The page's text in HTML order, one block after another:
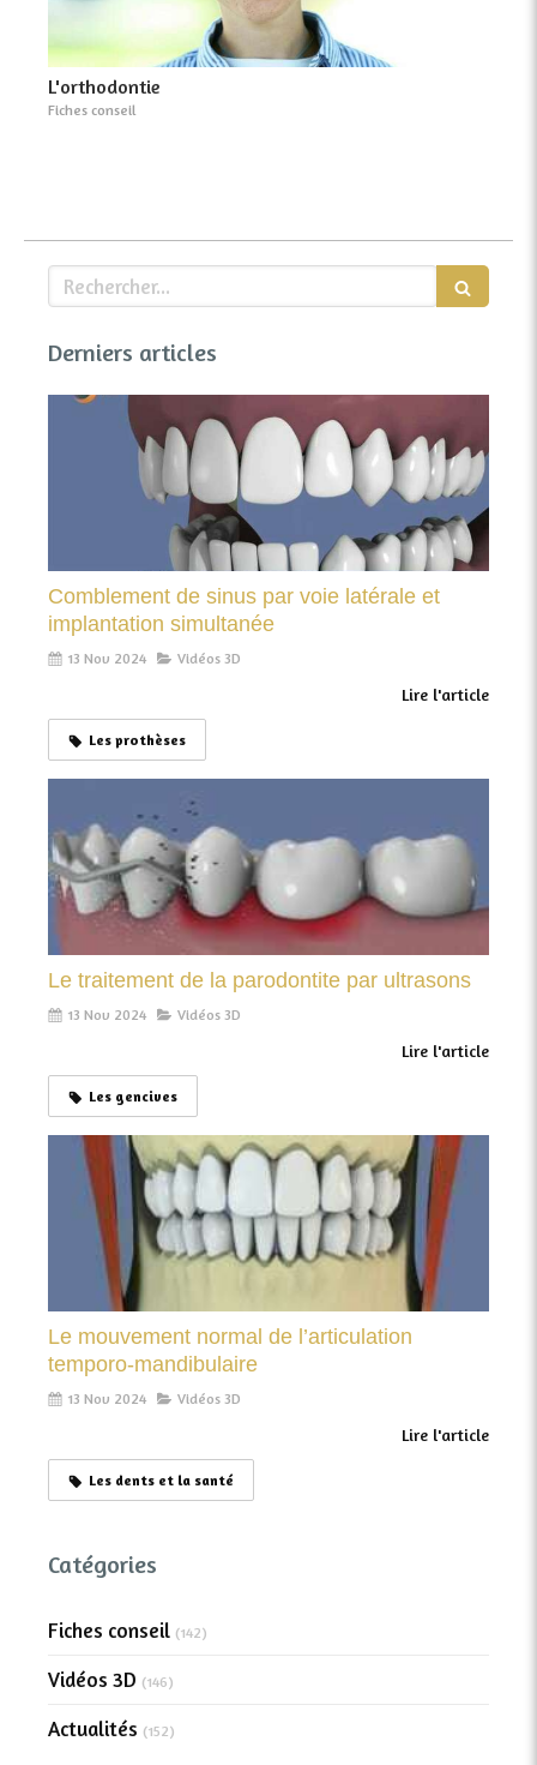
L'orthodontie
Fiches conseil
Rechercher
Derniers articles
Comblement de sinus par voie latérale et
implantation simultanée
13 Nov 2024 Vidéos 3D
Lire l'article
Les prothèses
Le traitement de la parodontite par ultrasons
13 Nov 2024 Vidéos 3D
Lire l'article
Les gencives
Le mouvement normal de l’articulation
temporo-mandibulaire
13 Nov 2024 Vidéos 3D
Lire l'article
Les dents et la santé
Catégories
Fiches conseil (142)
Vidéos 3D (146)
Actualités (152)